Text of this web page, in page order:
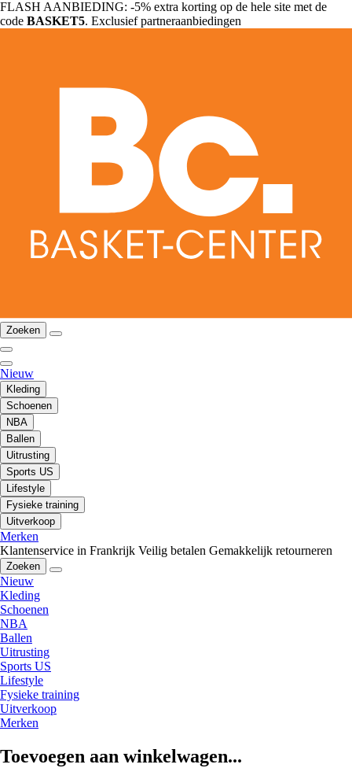
FLASH AANBIEDING: -5% extra korting op de hele site met de
code BASKET5. Exclusief partneraanbiedingen
Zoeken
Nieuw
Kleding
Schoenen
NBA
Ballen
Uitrusting
Sports US
Lifestyle
Fysieke training
Uitverkoop
Merken
Klantenservice in Frankrijk Veilig betalen Gemakkelijk retourneren
Zoeken
Nieuw
Kleding
Schoenen
NBA
Ballen
Uitrusting
Sports US
Lifestyle
Fysieke training
Uitverkoop
Merken
Toevoegen aan winkelwagen...